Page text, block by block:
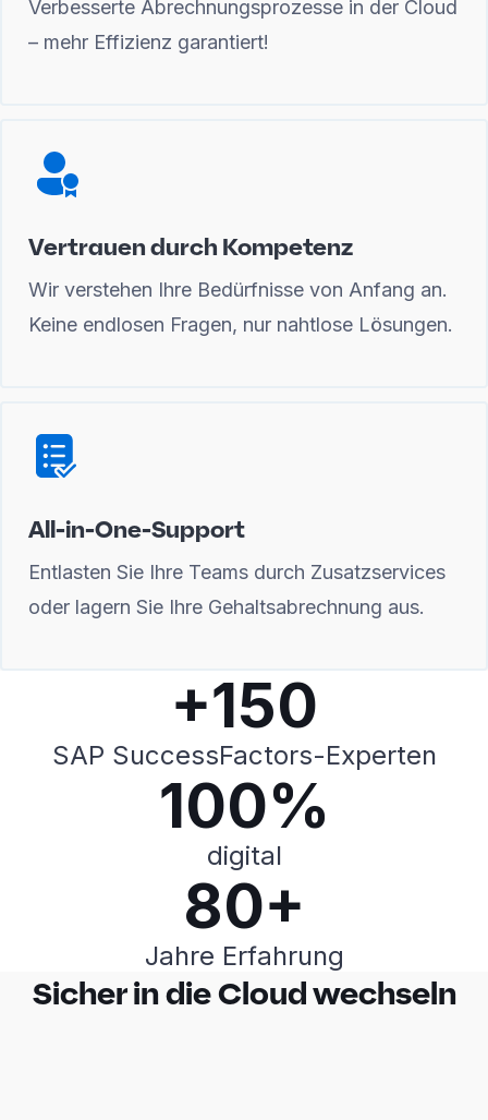
Verbesserte Abrechnungsprozesse in der Cloud
– mehr Effizienz garantiert!
Vertrauen durch Kompetenz
Wir verstehen Ihre Bedürfnisse von Anfang an.
Keine endlosen Fragen, nur nahtlose Lösungen.
All-in-One-Support
Entlasten Sie Ihre Teams durch Zusatzservices
oder lagern Sie Ihre Gehaltsabrechnung aus.
+150
SAP SuccessFactors-Experten
100%
digital
80+
Jahre Erfahrung
Sicher in die Cloud wechseln